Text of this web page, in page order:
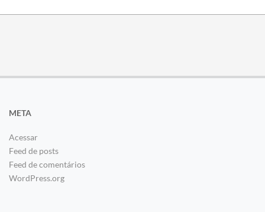
META
Acessar
Feed de posts
Feed de comentários
WordPress.org